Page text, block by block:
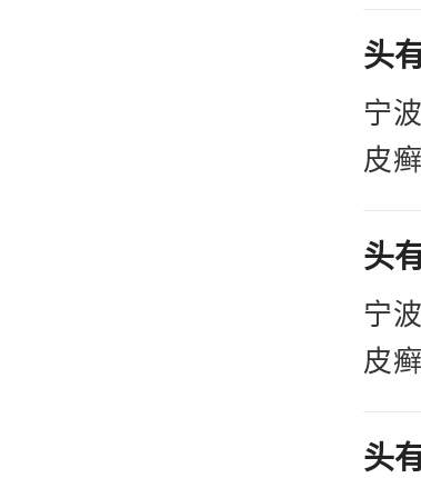
指
是
患
呢
麻
宁
皮
呢
麻
宁
皮
呢